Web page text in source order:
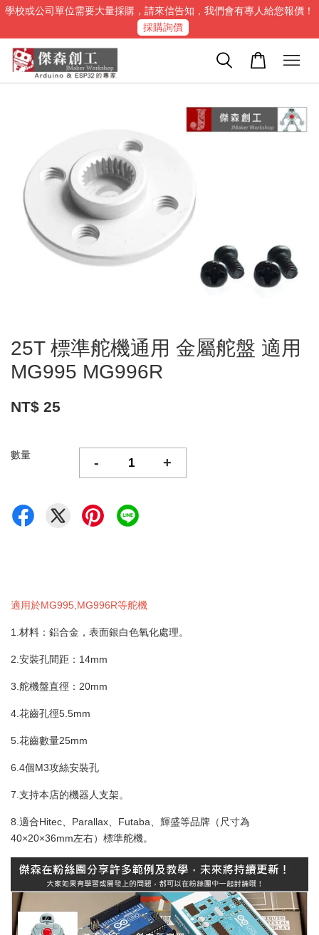
學校或公司單位需要大量採購，請來信告知，我們會有專人給您報價！
採購詢價
25T 標準舵機通用 金屬舵盤 適用
MG995 MG996R
NT$ 25
數量 - +
適用於MG995,MG996R等舵機
1.材料：鋁合金，表面銀白色氧化處理。
2.安裝孔間距：14mm
3.舵機盤直徑：20mm
4.花齒孔徑5.5mm
5.花齒數量25mm
6.4個M3攻絲安裝孔
7.支持本店的機器人支架。
8.適合Hitec、Parallax、Futaba、輝盛等品牌（尺寸為
40×20×36mm左右）標準舵機。